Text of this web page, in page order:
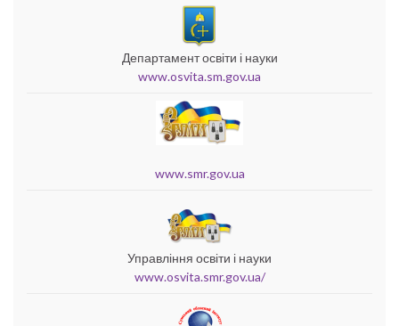
Департамент освіти і науки
www.osvita.sm.gov.ua
www.smr.gov.ua
Управління освіти і науки
www.osvita.smr.gov.ua/